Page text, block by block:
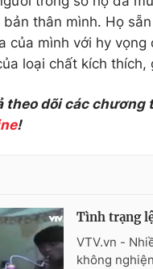
thân mình. Họ
của mình với hy
loại chất kích thích,
theo dõi các
!
Tình trạng
VTV.vn -
không